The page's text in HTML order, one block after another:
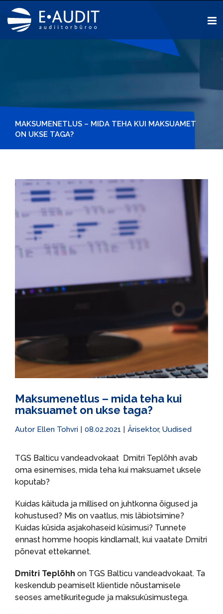
juurde
MAKSUMENETLUS – MIDA TEHA KUI MAKSUAMET
ON UKSE TAGA?
View
Larger
Image
Maksumenetlus – mida teha kui
maksuamet on ukse taga?
Autor Ellen Tohvri | 08.02.2021 | Ärisektor, Uudised
TGS Balticu vandeadvokaat Dmitri Teplõhh avab
oma esinemises, mida teha kui maksuamet uksele
koputab?
Kuidas käituda ja millised on juhtkonna õigused ja
kohustused? Mis on vaatlus, mis läbiotsimine?
Kuidas küsida asjakohaseid küsimusi? Tunnete
ennast homme hoopis kindlamalt, kui vaatate Dmitri
põnevat ettekannet.
Dmitri Teplõhh on TGS Balticu vandeadvokaat. Ta
keskendub peamiselt klientide nõustamisele
seoses ametikuritegude ja maksuküsimustega.